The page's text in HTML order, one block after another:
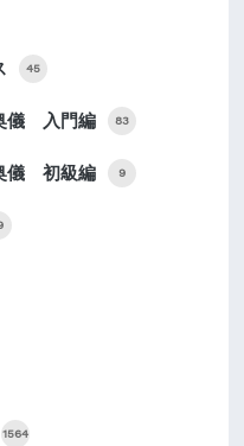
45
儀 入門編 83
儀 初級編 9
1564